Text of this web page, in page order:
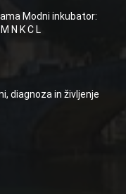
Modni inkubator:
N K C L
diagnoza in življenje